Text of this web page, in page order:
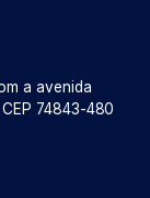
a avenida
74843-480